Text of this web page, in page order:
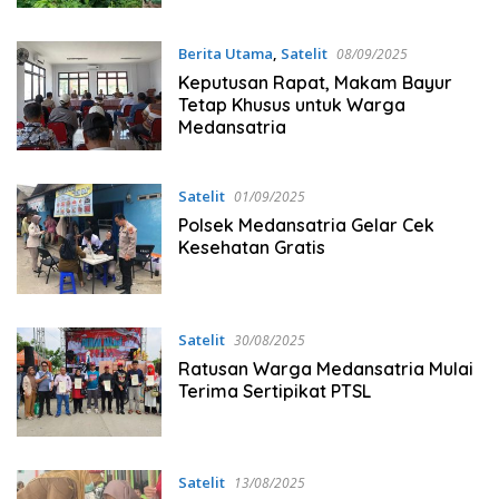
Berita Utama, Satelit 08/09/2025
Keputusan Rapat, Makam Bayur
Tetap Khusus untuk Warga
Medansatria
Satelit 01/09/2025
Polsek Medansatria Gelar Cek
Kesehatan Gratis
Satelit 30/08/2025
Ratusan Warga Medansatria Mulai
Terima Sertipikat PTSL
Satelit 13/08/2025